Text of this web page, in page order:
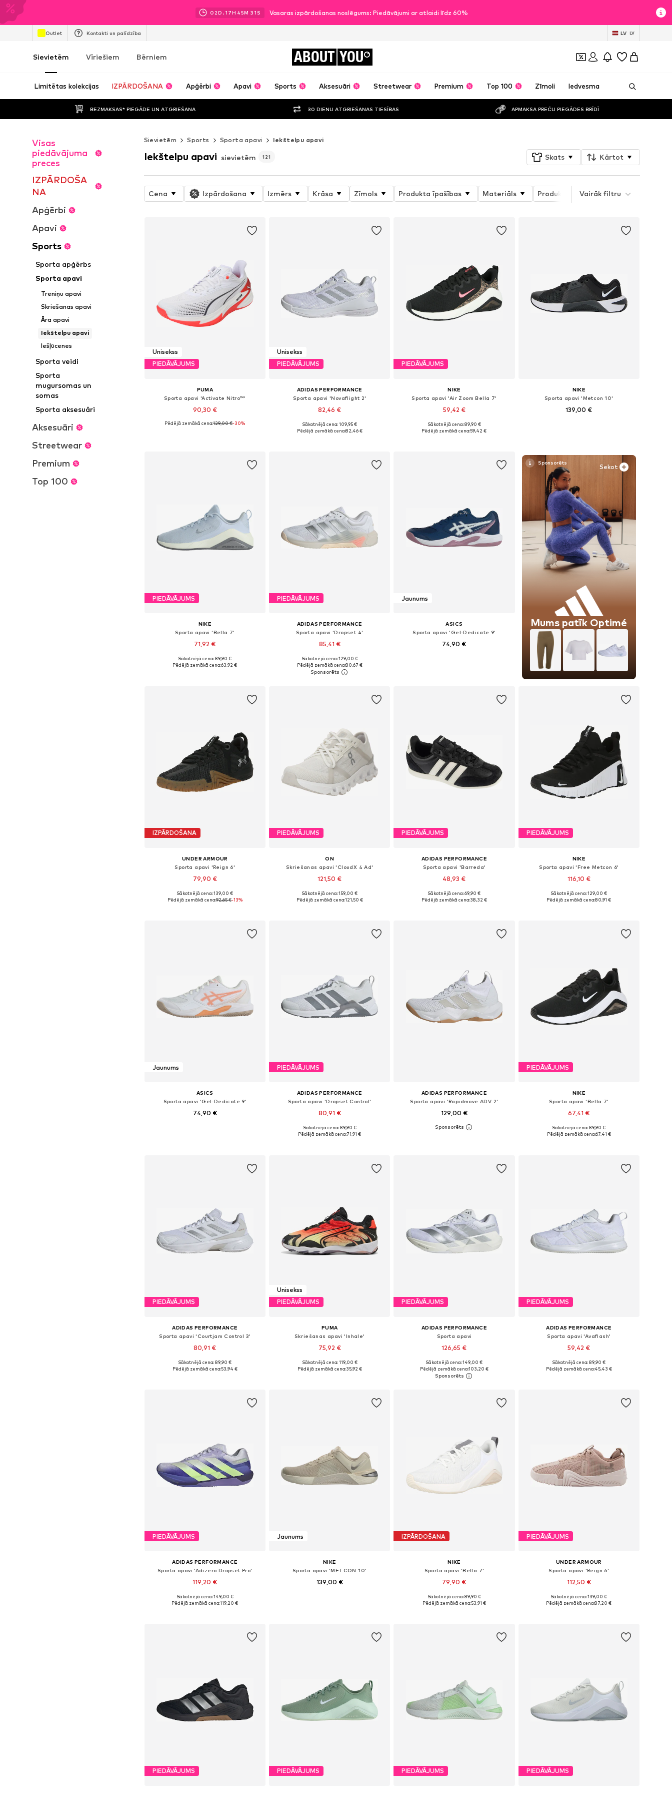
02D.17H 45M 28 S Vasaras izpārdošanas noslēgums: Piedāvājumi ar atlaidi līdz 60%
Outlet Kontakti un palīdzība LV LV
Sievietēm Vīriešiem Bērniem ABOUT YOU
Limitētas kolekcijas IZPĀRDOŠANA Apģērbi Apavi Sports Aksesuāri Streetwear Premium Top 100 Zīmoli Iedvesma
BEZMAKSAS* PIEGĀDE UN ATGRIEŠANA 30 DIENU ATGRIEŠANAS TIESĪBAS APMAKSA PREČU PIEGĀDES BRĪDĪ
Visas
piedāvājuma
preces
IZPĀRDOŠA
NA
Apģērbi
Apavi
Sports
Sporta apģērbs
Sporta apavi
Treniņu apavi
Skriešanas apavi
Āra apavi
Iekštelpu apavi
Iešļūcenes
Sporta veidi
Sporta
mugursomas un
somas
Sporta aksesuāri
Aksesuāri
Streetwear
Premium
Top 100
Sievietēm Sports Sporta apavi Iekštelpu apavi
Iekštelpu apavi sievietēm 121 Skats Kārtot
Cena Izpārdošana Izmērs Krāsa Zīmols Produkta īpašības Materiāls Produktu sērija Sporta veids
Vairāk filtru
Unisekss
PIEDĀVĀJUMS
PUMA
Sporta apavi 'Activate Nitro™'
90,30 €
Pieejams daudzos izmēros
Pēdējā zemākā cena:129,00 €-30%
Unisekss
PIEDĀVĀJUMS
ADIDAS PERFORMANCE
Sporta apavi 'Novaflight 2'
82,46 €
Pieejams daudzos izmēros
Sākotnējā cena: 109,95 €
Pēdējā zemākā cena:82,46 €
PIEDĀVĀJUMS
NIKE
Sporta apavi 'Air Zoom Bella 7'
59,42 €
Pieejams daudzos izmēros
Sākotnējā cena: 89,90 €
Pēdējā zemākā cena:59,42 €
NIKE
Sporta apavi 'Metcon 10'
139,00 €
PIEDĀVĀJUMS
NIKE
Sporta apavi 'Bella 7'
71,92 €
+4
Pieejams daudzos izmēros
Sākotnējā cena: 89,90 €
Pēdējā zemākā cena:63,92 €
PIEDĀVĀJUMS
ADIDAS PERFORMANCE
Sporta apavi 'Dropset 4'
85,41 €
+3
Pieejams daudzos izmēros
Pievienot grozam
Sākotnējā cena: 129,00 €
Pēdējā zemākā cena:80,67 €
Jaunums
ASICS
Sporta apavi 'Gel-Dedicate 9'
74,90 €
Sekot
Mums patīk Optimé
IZPĀRDOŠANA
UNDER ARMOUR
Sporta apavi 'Reign 6'
79,90 €
Pieejams daudzos izmēros
Sākotnējā cena: 139,00 €
Pēdējā zemākā cena:92,65 €-13%
PIEDĀVĀJUMS
ON
Skriešanas apavi 'CloudX 4 Ad'
121,50 €
Pieejams daudzos izmēros
Sākotnējā cena: 159,00 €
Pēdējā zemākā cena:121,50 €
PIEDĀVĀJUMS
ADIDAS PERFORMANCE
Sporta apavi 'Barreda'
48,93 €
Pieejams daudzos izmēros
Sākotnējā cena: 69,90 €
Pēdējā zemākā cena:38,32 €
PIEDĀVĀJUMS
NIKE
Sporta apavi 'Free Metcon 6'
116,10 €
Pieejams daudzos izmēros
Sākotnējā cena: 129,00 €
Pēdējā zemākā cena:80,91 €
Jaunums
ASICS
Sporta apavi 'Gel-Dedicate 9'
74,90 €
PIEDĀVĀJUMS
ADIDAS PERFORMANCE
Sporta apavi 'Dropset Control'
80,91 €
+1
Pieejams daudzos izmēros
Sākotnējā cena: 89,90 €
Pēdējā zemākā cena:71,91 €
ADIDAS PERFORMANCE
Sporta apavi 'Rapidmove ADV 2'
129,00 €
Pieejams daudzos izmēros
PIEDĀVĀJUMS
NIKE
Sporta apavi 'Bella 7'
67,41 €
+4
Pieejams daudzos izmēros
Sākotnējā cena: 89,90 €
Pēdējā zemākā cena:67,41 €
PIEDĀVĀJUMS
ADIDAS PERFORMANCE
Sporta apavi 'Courtjam Control 3'
80,91 €
Pieejams daudzos izmēros
Sākotnējā cena: 89,90 €
Pēdējā zemākā cena:53,94 €
Unisekss
PIEDĀVĀJUMS
PUMA
Skriešanas apavi 'Inhale'
75,92 €
Pieejamie izmēri: 37, 38, 38,5, 39, 40,5, 41
Sākotnējā cena: 119,00 €
Pēdējā zemākā cena:35,92 €
PIEDĀVĀJUMS
ADIDAS PERFORMANCE
Sporta apavi
126,65 €
+1
Pieejams daudzos izmēros
Pievienot grozam
Sākotnējā cena: 149,00 €
Pēdējā zemākā cena:103,20 €
PIEDĀVĀJUMS
ADIDAS PERFORMANCE
Sporta apavi 'Avaflash'
59,42 €
Pieejams daudzos izmēros
Sākotnējā cena: 89,90 €
Pēdējā zemākā cena:45,43 €
PIEDĀVĀJUMS
ADIDAS PERFORMANCE
Sporta apavi 'Adizero Dropset Pro'
119,20 €
+1
Pieejams daudzos izmēros
Sākotnējā cena: 149,00 €
Pēdējā zemākā cena:119,20 €
Jaunums
NIKE
Sporta apavi 'METCON 10'
139,00 €
IZPĀRDOŠANA
NIKE
Sporta apavi 'Bella 7'
79,90 €
+4
Pieejams daudzos izmēros
Sākotnējā cena: 89,90 €
Pēdējā zemākā cena:53,91 €
PIEDĀVĀJUMS
UNDER ARMOUR
Sporta apavi 'Reign 6'
112,50 €
Pieejams daudzos izmēros
Sākotnējā cena: 139,00 €
Pēdējā zemākā cena:87,20 €
PIEDĀVĀJUMS PIEDĀVĀJUMS PIEDĀVĀJUMS PIEDĀVĀJUMS